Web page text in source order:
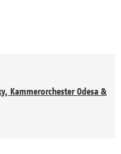
Kammerorchester Odesa &